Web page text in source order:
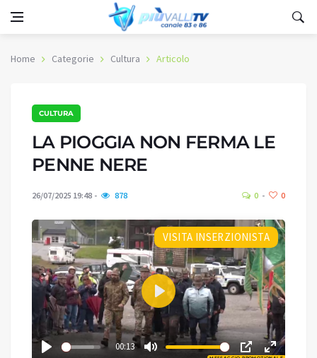
Home Categorie Cultura Articolo
CULTURA
LA PIOGGIA NON FERMA LE
PENNE NERE
26/07/2025 19:48 878 0 0
VISITA INSERZIONISTA
00:13
Play
02:55